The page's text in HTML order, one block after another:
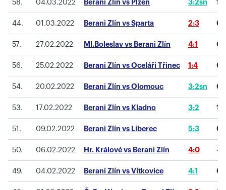
58. 04.03.2022 Berani Zlín vs Plzeň 3:2sn 1
44. 01.03.2022 Berani Zlín vs Sparta 2:3 0
57. 27.02.2022 Ml.Boleslav vs Berani Zlín 4:1 0
56. 25.02.2022 Berani Zlín vs Oceláři Třinec 1:4 0
54. 20.02.2022 Berani Zlín vs Olomouc 3:2sn 0
53. 17.02.2022 Berani Zlín vs Kladno 3:2 1
51. 09.02.2022 Berani Zlín vs Liberec 5:3 0
50. 06.02.2022 Hr. Králové vs Berani Zlín 4:0 -1
49. 04.02.2022 Berani Zlín vs Vítkovice 4:1 0